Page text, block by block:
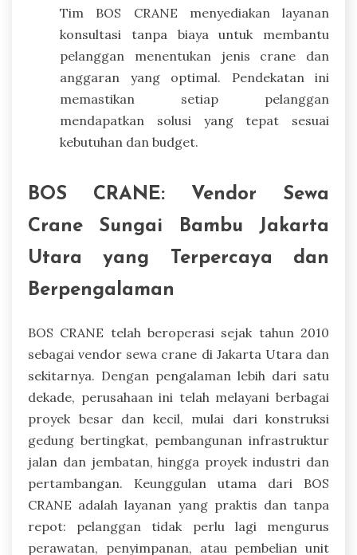
Tim BOS CRANE menyediakan layanan
konsultasi tanpa biaya untuk membantu
pelanggan menentukan jenis crane dan
anggaran yang optimal. Pendekatan ini
memastikan setiap pelanggan
mendapatkan solusi yang tepat sesuai
kebutuhan dan budget.
BOS CRANE: Vendor Sewa
Crane Sungai Bambu Jakarta
Utara yang Terpercaya dan
Berpengalaman
BOS CRANE telah beroperasi sejak tahun 2010
sebagai vendor sewa crane di Jakarta Utara dan
sekitarnya. Dengan pengalaman lebih dari satu
dekade, perusahaan ini telah melayani berbagai
proyek besar dan kecil, mulai dari konstruksi
gedung bertingkat, pembangunan infrastruktur
jalan dan jembatan, hingga proyek industri dan
pertambangan. Keunggulan utama dari BOS
CRANE adalah layanan yang praktis dan tanpa
repot: pelanggan tidak perlu lagi mengurus
perawatan, penyimpanan, atau pembelian unit